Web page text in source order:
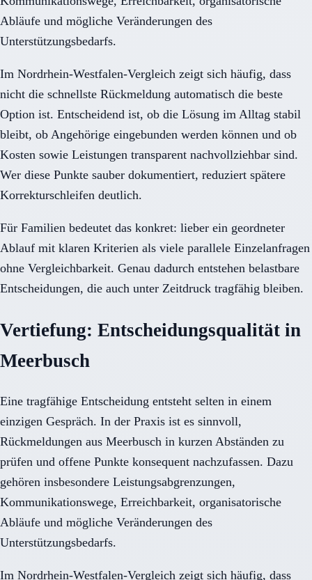
Abläufe und mögliche Veränderungen des
Unterstützungsbedarfs.
Im Nordrhein-Westfalen-Vergleich zeigt sich häufig, dass
nicht die schnellste Rückmeldung automatisch die beste
Option ist. Entscheidend ist, ob die Lösung im Alltag stabil
bleibt, ob Angehörige eingebunden werden können und ob
Kosten sowie Leistungen transparent nachvollziehbar sind.
Wer diese Punkte sauber dokumentiert, reduziert spätere
Korrekturschleifen deutlich.
Für Familien bedeutet das konkret: lieber ein geordneter
Ablauf mit klaren Kriterien als viele parallele Einzelanfragen
ohne Vergleichbarkeit. Genau dadurch entstehen belastbare
Entscheidungen, die auch unter Zeitdruck tragfähig bleiben.
Vertiefung: Entscheidungsqualität in
Meerbusch
Eine tragfähige Entscheidung entsteht selten in einem
einzigen Gespräch. In der Praxis ist es sinnvoll,
Rückmeldungen aus Meerbusch in kurzen Abständen zu
prüfen und offene Punkte konsequent nachzufassen. Dazu
gehören insbesondere Leistungsabgrenzungen,
Kommunikationswege, Erreichbarkeit, organisatorische
Abläufe und mögliche Veränderungen des
Unterstützungsbedarfs.
Im Nordrhein-Westfalen-Vergleich zeigt sich häufig, dass